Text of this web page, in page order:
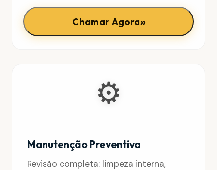
Chamar Agora»
⚙️
Manutenção Preventiva
Revisão completa: limpeza interna,